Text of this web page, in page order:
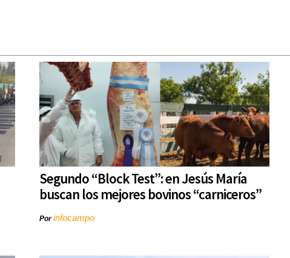
Segundo “Block Test”: en Jesús María
buscan los mejores bovinos “carniceros”
Porinfocampo